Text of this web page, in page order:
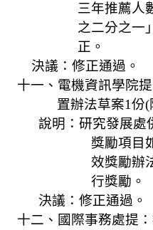
三年推薦人
之二分之一
正。
決議：修正通過。
十一、電機資訊學院
置辦法草案1份(
說明：研究發展處
獎勵項目
效獎勵辦
行獎勵。
決議：修正通過。
十二、國際事務處提